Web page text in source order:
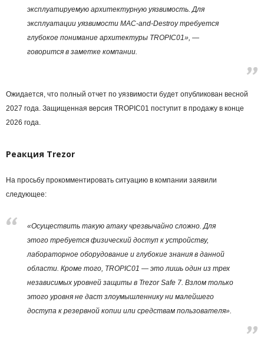
эксплуатируемую архитектурную уязвимость. Для
эксплуатации уязвимости MAC-and-Destroy требуется
глубокое понимание архитектуры TROPIC01», —
говорится в заметке компании.
Ожидается, что полный отчет по уязвимости будет опубликован весной
2027 года. Защищенная версия TROPIC01 поступит в продажу в конце
2026 года.
Реакция Trezor
На просьбу прокомментировать ситуацию в компании заявили
следующее:
«Осуществить такую атаку чрезвычайно сложно. Для
этого требуется физический доступ к устройству,
лабораторное оборудование и глубокие знания в данной
области. Кроме того, TROPIC01 — это лишь один из трех
независимых уровней защиты в Trezor Safe 7. Взлом только
этого уровня не даст злоумышленнику ни малейшего
доступа к резервной копии или средствам пользователя».